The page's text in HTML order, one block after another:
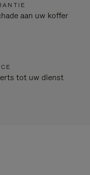
aan uw koffer
tot uw dienst